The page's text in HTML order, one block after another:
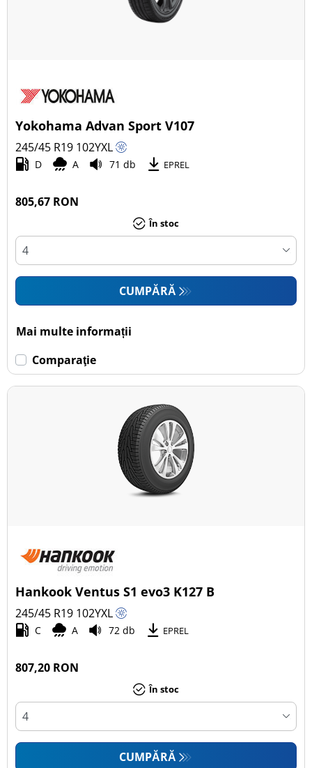
Yokohama Advan Sport V107
245/45 R19 102YXL
D A 71 db EPREL
805,67 RON
În stoc
CUMPĂRĂ
Mai multe informații
Comparaţie
Hankook Ventus S1 evo3 K127 B
245/45 R19 102YXL
C A 72 db EPREL
807,20 RON
În stoc
CUMPĂRĂ